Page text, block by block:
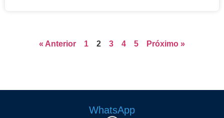
« Anterior 1 2 3 4 5 Próximo »
WhatsApp